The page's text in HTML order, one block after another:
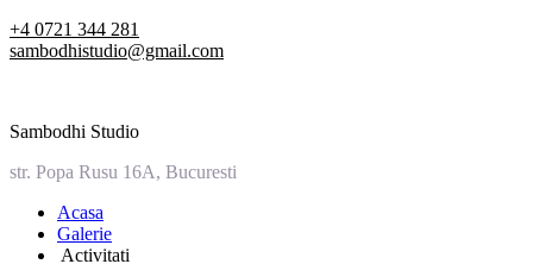
Skip
to
+4 0721 344 281
sambodhistudio@gmail.com
Sambodhi Studio
str. Popa Rusu 16A, Bucuresti
‎Acasa
Galerie
‎ ‎Activitati‎